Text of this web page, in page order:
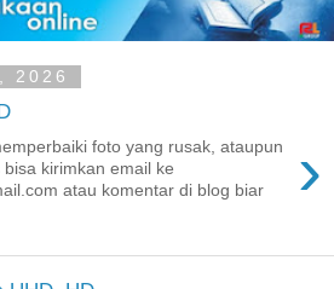
2026
›
foto yang rusak, ataupun
kirimkan email ke
atau komentar di blog biar